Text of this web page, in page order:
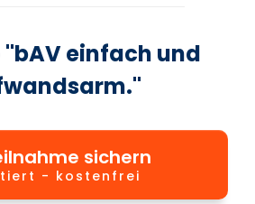
einfach und
sichern
- kostenfrei